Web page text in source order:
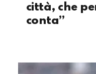
città, che
conta”